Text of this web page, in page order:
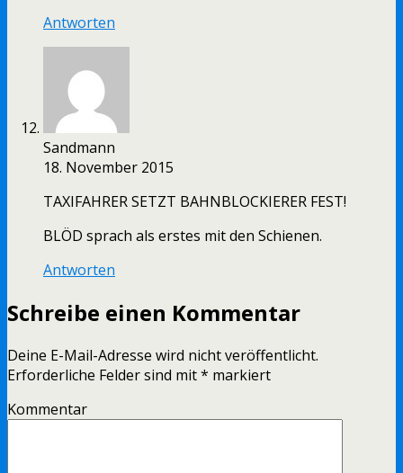
Antworten
Sandmann
18. November 2015
TAXIFAHRER SETZT BAHNBLOCKIERER FEST!
BLÖD sprach als erstes mit den Schienen.
Antworten
Schreibe einen Kommentar
Deine E-Mail-Adresse wird nicht veröffentlicht.
Erforderliche Felder sind mit* markiert
Kommentar